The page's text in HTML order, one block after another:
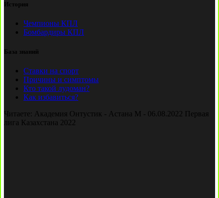
История
Чемпионы КПЛ
Бомбардиры КПЛ
База знаний
Ставки на спорт
Причины и симптомы
Кто такой лудоман?
Как избавиться?
Читаете: Академия Онтустик - Астана М - 06.08.2022 Первая
лига Казахстана 2022